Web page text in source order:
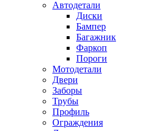
Автодетали
Диски
Бампер
Багажник
Фаркоп
Пороги
Мотодетали
Двери
Заборы
Трубы
Профиль
Ограждения